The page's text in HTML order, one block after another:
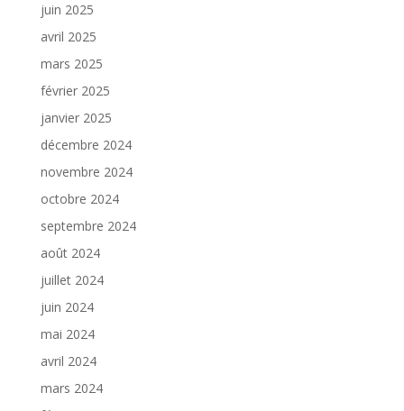
juin 2025
avril 2025
mars 2025
février 2025
janvier 2025
décembre 2024
novembre 2024
octobre 2024
septembre 2024
août 2024
juillet 2024
juin 2024
mai 2024
avril 2024
mars 2024